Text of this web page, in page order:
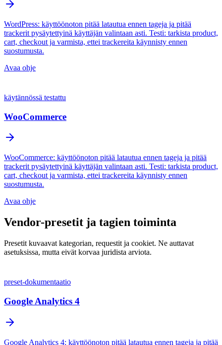
WordPress: käyttöönoton pitää latautua ennen tageja ja pitää
trackerit pysäytettyinä käyttäjän valintaan asti. Testi: tarkista product,
cart, checkout ja varmista, ettei trackereita käynnisty ennen
suostumusta.
Avaa ohje
käytännössä testattu
WooCommerce
WooCommerce: käyttöönoton pitää latautua ennen tageja ja pitää
trackerit pysäytettyinä käyttäjän valintaan asti. Testi: tarkista product,
cart, checkout ja varmista, ettei trackereita käynnisty ennen
suostumusta.
Avaa ohje
Vendor-presetit ja tagien toiminta
Presetit kuvaavat kategorian, requestit ja cookiet. Ne auttavat
asetuksissa, mutta eivät korvaa juridista arviota.
preset-dokumentaatio
Google Analytics 4
Google Analytics 4: käyttöönoton pitää latautua ennen tageja ja pitää